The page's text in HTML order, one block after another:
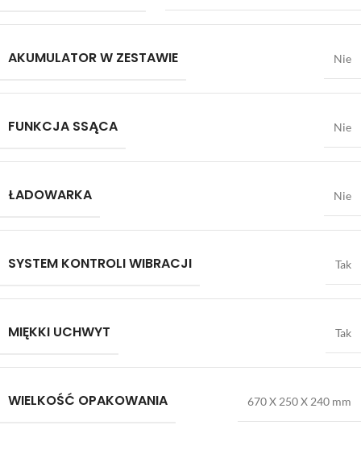
AKUMULATOR W ZESTAWIE Nie
FUNKCJA SSĄCA Nie
ŁADOWARKA Nie
SYSTEM KONTROLI WIBRACJI Tak
MIĘKKI UCHWYT Tak
WIELKOŚĆ OPAKOWANIA 670 X 250 X 240 mm